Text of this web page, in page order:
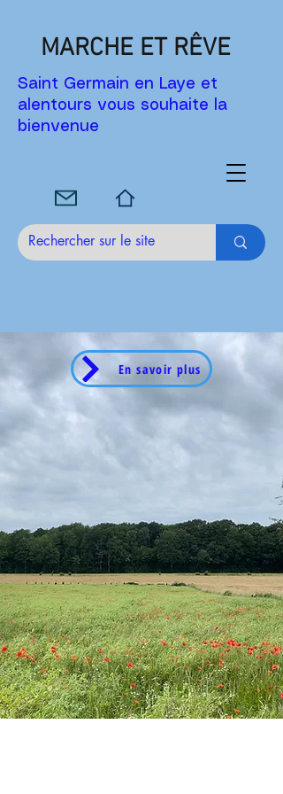
MARCHE ET RÊVE
Saint Germain en Laye et
alentours vous souhaite la
bienvenue
En savoir plus